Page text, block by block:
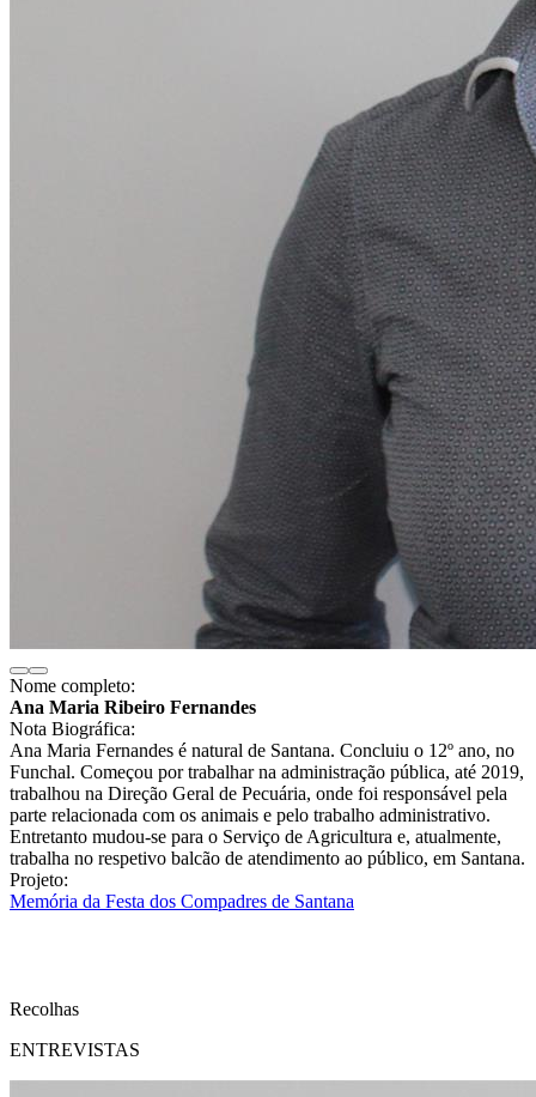
Nome completo:
Ana Maria Ribeiro Fernandes
Nota Biográfica:
Ana Maria Fernandes é natural de Santana. Concluiu o 12º ano, no
Funchal. Começou por trabalhar na administração pública, até 2019,
trabalhou na Direção Geral de Pecuária, onde foi responsável pela
parte relacionada com os animais e pelo trabalho administrativo.
Entretanto mudou-se para o Serviço de Agricultura e, atualmente,
trabalha no respetivo balcão de atendimento ao público, em Santana.
Projeto:
Memória da Festa dos Compadres de Santana
Recolhas
ENTREVISTAS